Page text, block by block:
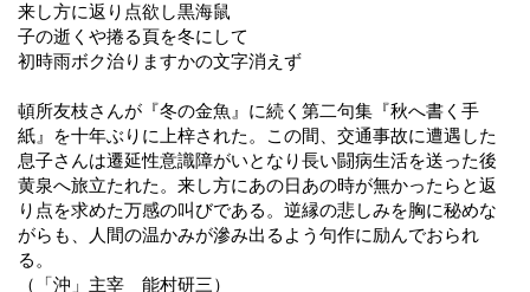
来し方に返り点欲し黒海鼠
子の逝くや捲る頁を冬にして
初時雨ボク治りますかの文字消えず
頓所友枝さんが『冬の金魚』に続く第二句集『秋へ書く手
紙』を十年ぶりに上梓された。この間、交通事故に遭遇した
息子さんは遷延性意識障がいとなり長い闘病生活を送った後
黄泉へ旅立たれた。来し方にあの日あの時が無かったらと返
り点を求めた万感の叫びである。逆縁の悲しみを胸に秘めな
がらも、人間の温かみが滲み出るよう句作に励んでおられ
る。
（「沖」主宰 能村研三）